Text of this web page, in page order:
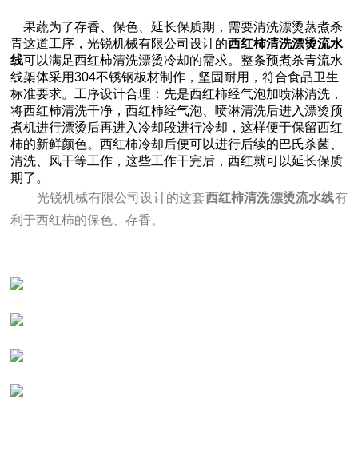
果蔬为了存香、保色、延长保质期，需要清洗漂烫蒸煮杀
青这道工序，光锐机械有限公司设计的西红柿清洗漂烫流水
线可以满足西红柿清洗漂烫冷却的需求。整条预煮杀青流水
线架体采用304不锈钢板材制作，坚固耐用，符合食品卫生
标准要求。工序设计合理：先是西红柿经气泡加喷淋清洗，
将西红柿清洗干净，西红柿经气泡、喷淋清洗后进入漂烫预
煮机进行漂烫后再进入冷却段进行冷却，这样便于保留西红
柿的新鲜颜色。西红柿冷却后便可以进行后续的巴氏杀菌、
清洗、风干等工作，这些工作干完后，西红就可以延长保质
期了。
光锐机械有限公司设计的这套西红柿清洗漂烫流水线有
利于西红柿的保色、存香。